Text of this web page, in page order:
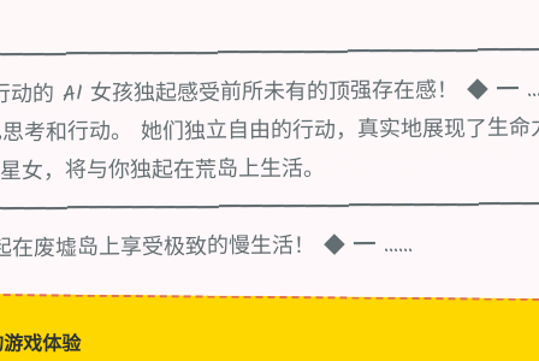
的 AI 女孩独起感受前所未有的顶强存在感！ ◆ ━
考和行动。 她们独立自由的行动，真实地展现了生
女，将与你独起在荒岛上生活。
废墟岛上享受极致的慢生活！ ◆ ━ ......
戏体验